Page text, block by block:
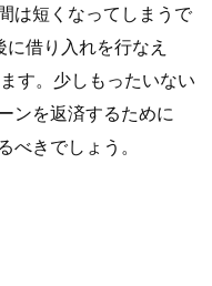
は短くなってしまうで
借り入れを行なえ
す。少しもったいない
ンを返済するために
べきでしょう。